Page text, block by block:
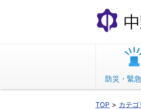
文
へ
動
防災・緊
TOP カテゴ